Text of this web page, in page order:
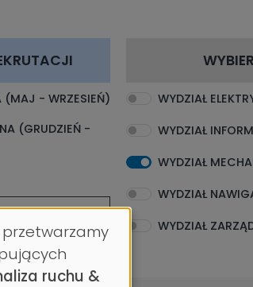
(MAJ - WRZESIEŃ)
(GRUDZIEŃ -
WYDZIAŁ
WYDZIAŁ
WYDZIAŁ
WYDZIAŁ
WYDZIAŁ
przetwarzamy
ruchu &